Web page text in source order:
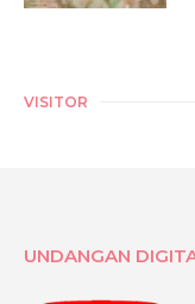
VISITOR
UNDANGAN